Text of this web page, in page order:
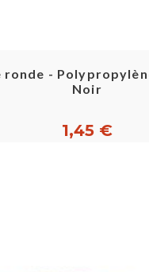
-
Noir
1,45 €